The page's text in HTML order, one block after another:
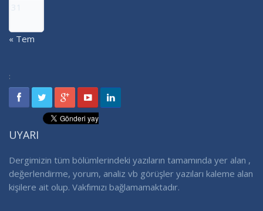
31
« Tem
:
UYARI
Dergimizin tüm bölümlerindeki yazıların tamamında yer alan ,
değerlendirme, yorum, analiz vb görüşler yazıları kaleme alan
kişilere ait olup. Vakfımızı bağlamamaktadır.